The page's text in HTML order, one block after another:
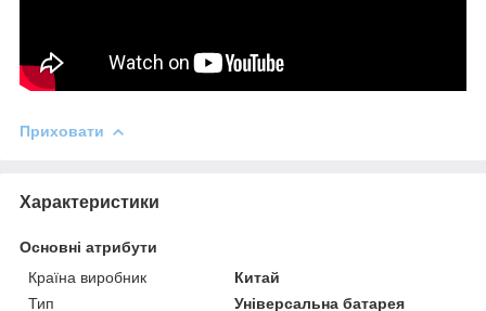
Приховати
Характеристики
Основні атрибути
Країна виробник
Китай
Тип
Універсальна батарея